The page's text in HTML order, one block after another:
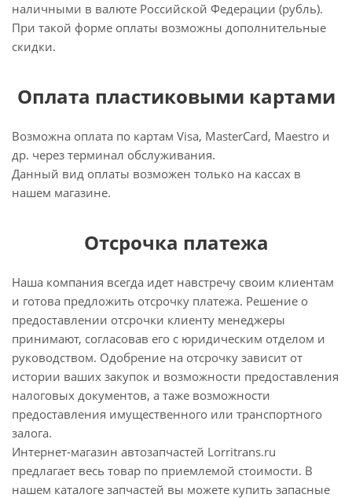
наличными в валюте Российской Федерации (рубль).
При такой форме оплаты возможны дополнительные
скидки.
Оплата пластиковыми картами
Возможна оплата по картам Visa, MasterCard, Maestro и
др. через терминал обслуживания.
Данный вид оплаты возможен только на кассах в
нашем магазине.
Отсрочка платежа
Наша компания всегда идет навстречу своим клиентам
и готова предложить отсрочку платежа. Решение о
предоставлении отсрочки клиенту менеджеры
принимают, согласовав его с юридическим отделом и
руководством. Одобрение на отсрочку зависит от
истории ваших закупок и возможности предоставления
налоговых документов, а таже возможности
предоставления имущественного или транспортного
залога.
Интернет-магазин автозапчастей Lorritrans.ru
предлагает весь товар по приемлемой стоимости. В
нашем каталоге запчастей вы можете купить запасные